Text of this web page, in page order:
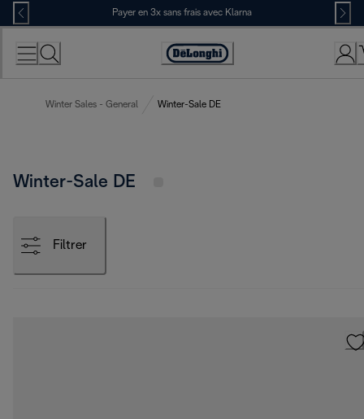
Skip
to
Content
Payer en 3x sans frais avec Klarna
Déclaration
Winter Sales - General Winter-Sale DE
Winter-Sale DE
Filtrer